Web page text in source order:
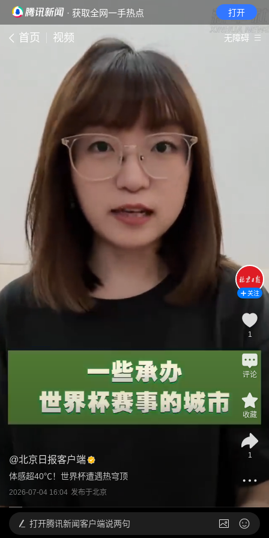
· 获取全网一手热点 打开
首页 视频 无障碍
@北京日报客户端
体感超40℃！世界杯遭遇热穹顶
2026-07-04 16:04 发布于北京
关注
1
评论
收藏
1
打开腾讯新闻客户端说两句